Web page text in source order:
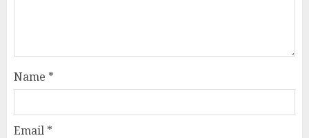
Name *
Email *